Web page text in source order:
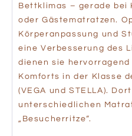
Bettklimas – gerade bei
oder Gästematratzen.
Körperanpassung und
eine Verbesserung des
dienen sie
Komforts in der Klasse
(VEGA und STELLA).
unterschiedlichen
„Besucherritze“.